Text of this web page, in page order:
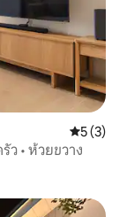
คะแนนเฉ
5 (3)
• ห้วยขวาง